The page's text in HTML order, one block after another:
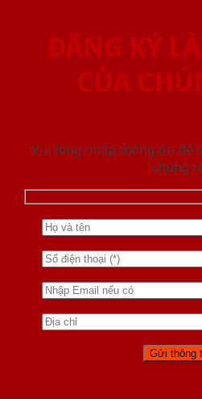
ĐĂNG KÝ
CỦA
Vui lòng nhập thông tin để
chúng